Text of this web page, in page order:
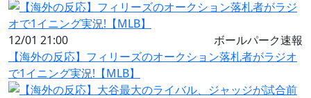
12/01 21:00
ボールパーク速報
【海外の反応】フィリーズのオークション落札者がラジオ
で1イニング実況!【MLB】